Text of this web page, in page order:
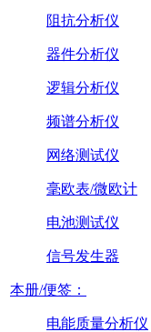
阻抗分析仪
器件分析仪
逻辑分析仪
频谱分析仪
网络测试仪
毫欧表/微欧计
电池测试仪
信号发生器
本册/便签：
电能质量分析仪